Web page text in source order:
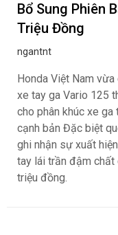
Bổ Sung Phiên
Triệu Đồng
ngantnt
Honda Việt Nam
xe tay ga Vario 125
cho phân khúc xe ga
cạnh bản Đặc biệt
ghi nhận sự xuất
tay lái trần đậm chất
triệu đồng.